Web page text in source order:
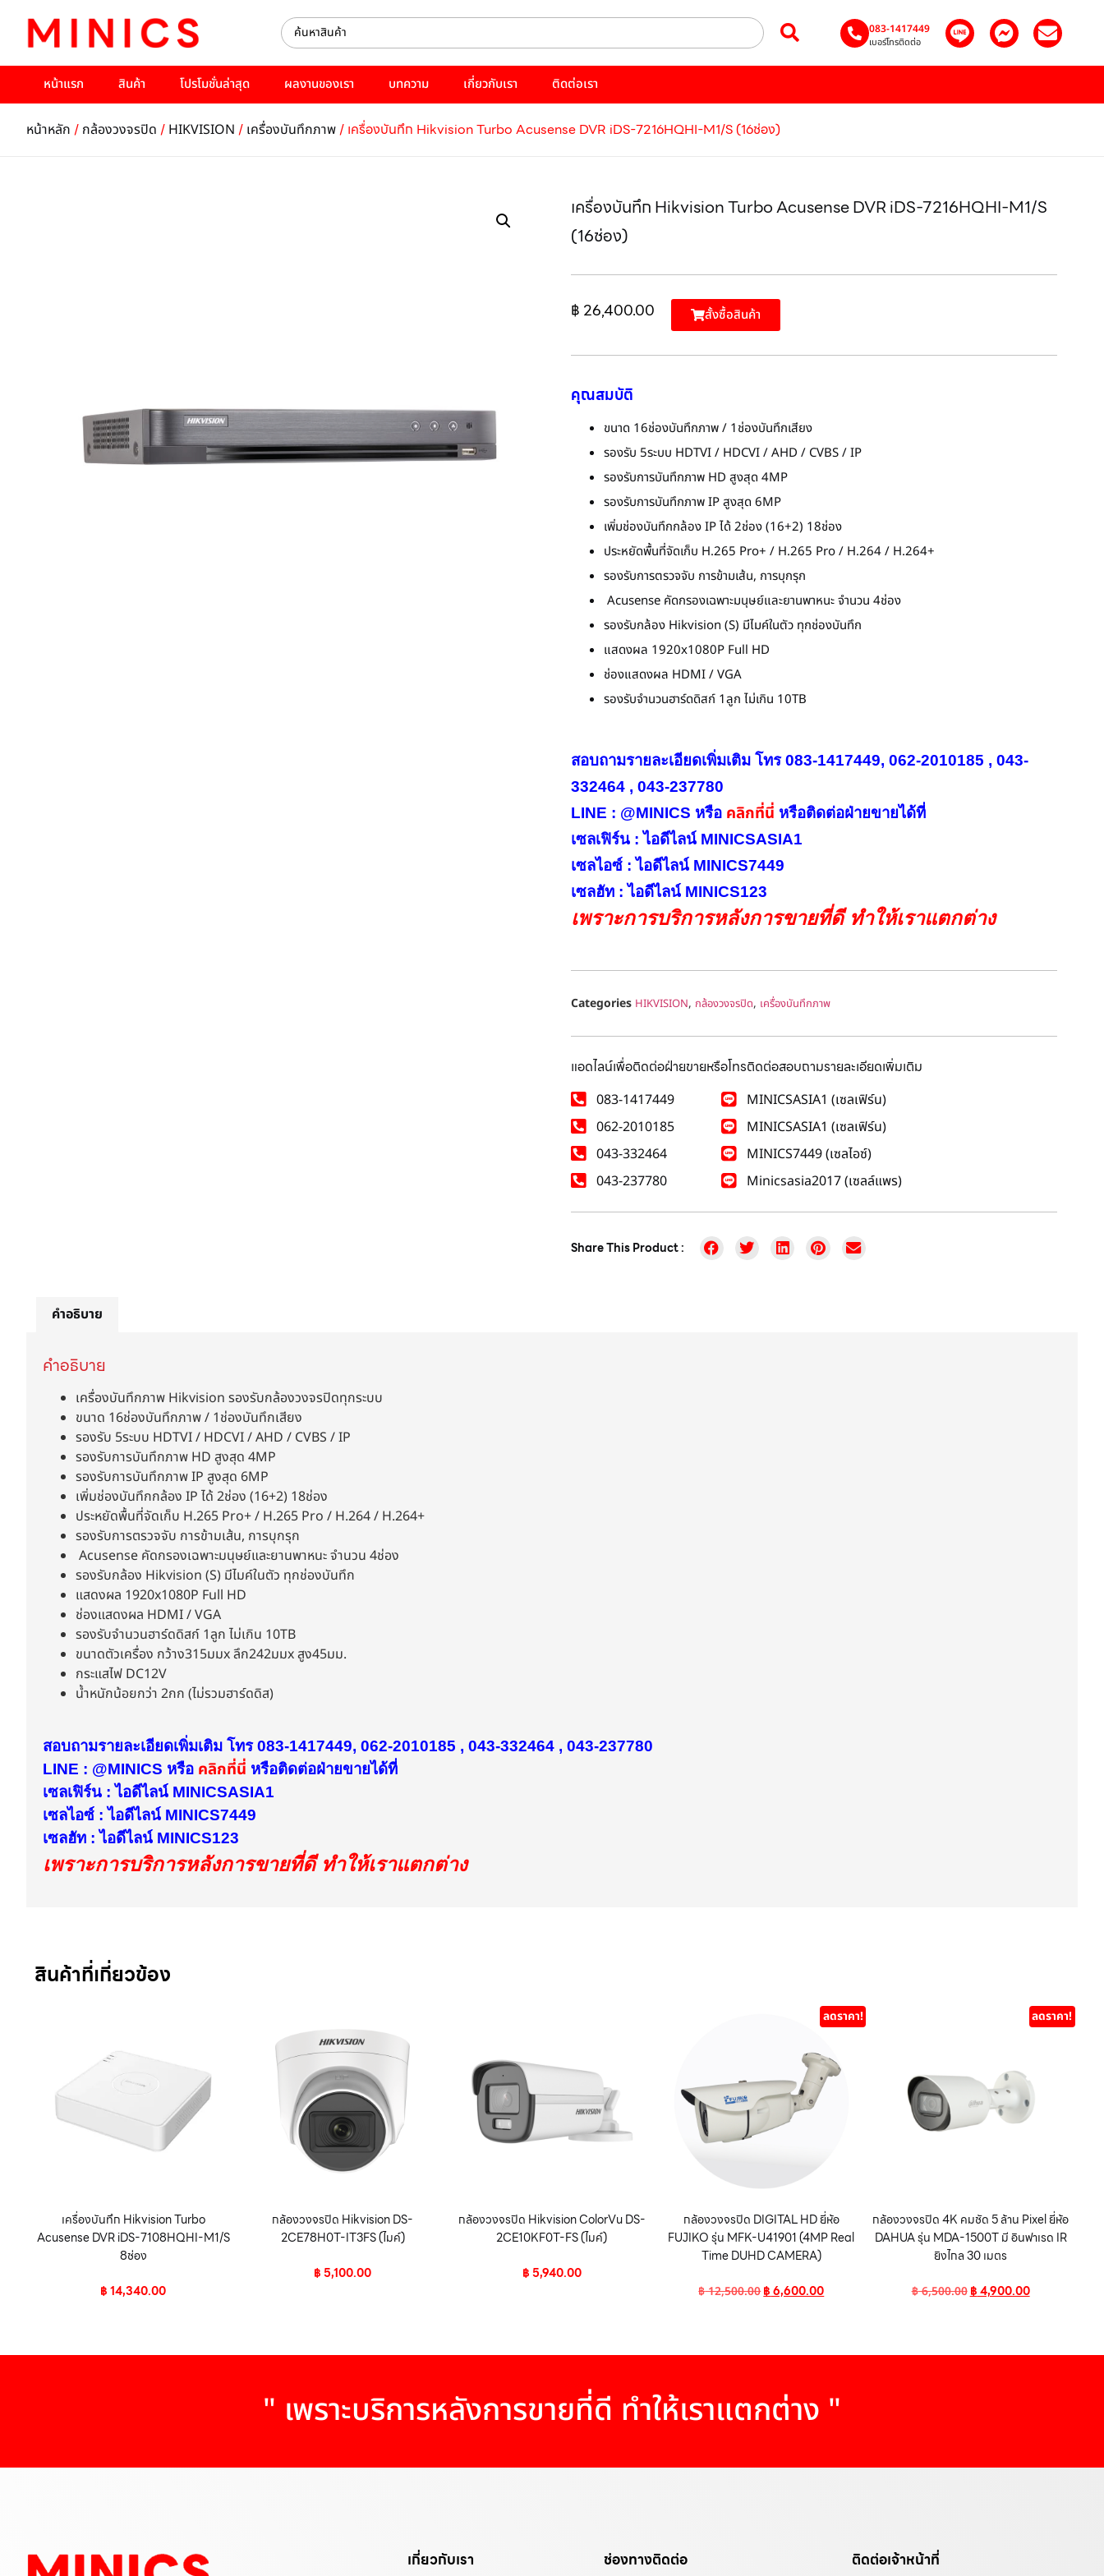
083-1417449
เบอร์โทรติดต่อ
หน้าแรก สินค้า โปรโมชั่นล่าสุด ผลงานของเรา บทความ เกี่ยวกับเรา ติดต่อเรา
หน้าหลัก / กล้องวงจรปิด / HIKVISION / เครื่องบันทึกภาพ/ เครื่องบันทึก Hikvision Turbo Acusense DVR iDS-7216HQHI-M1/S (16ช่อง)
เครื่องบันทึก Hikvision Turbo Acusense DVR iDS-7216HQHI-M1/S
(16ช่อง)
฿ 26,400.00 สั้งซื้อสินค้า
คุณสมบัติ
ขนาด 16ช่องบันทึกภาพ / 1ช่องบันทึกเสียง
รองรับ 5ระบบ HDTVI / HDCVI / AHD / CVBS / IP
รองรับการบันทึกภาพ HD สูงสุด 4MP
รองรับการบันทึกภาพ IP สูงสุด 6MP
เพิ่มช่องบันทึกกล้อง IP ได้ 2ช่อง (16+2) 18ช่อง
ประหยัดพื้นที่จัดเก็บ H.265 Pro+ / H.265 Pro / H.264 / H.264+
รองรับการตรวจจับ การข้ามเส้น, การบุกรุก
Acusense คัดกรองเฉพาะมนุษย์และยานพาหนะ จำนวน 4ช่อง
รองรับกล้อง Hikvision (S) มีไมค์ในตัว ทุกช่องบันทึก
แสดงผล 1920x1080P Full HD
ช่องแสดงผล HDMI / VGA
รองรับจำนวนฮาร์ดดิสก์ 1ลูก ไม่เกิน 10TB
สอบถามรายละเอียดเพิ่มเติม โทร 083-1417449, 062-2010185 , 043-
332464 , 043-237780
LINE : @MINICS หรือ คลิกที่นี่ หรือติดต่อฝ่ายขายได้ที่
เซลเฟิร์น : ไอดีไลน์ MINICSASIA1
เซลไอซ์ : ไอดีไลน์ MINICS7449
เซลฮัท : ไอดีไลน์ MINICS123
เพราะการบริการหลังการขายที่ดี ทำให้เราแตกต่าง
Categories HIKVISION, กล้องวงจรปิด, เครื่องบันทึกภาพ
แอดไลน์เพื่อติดต่อฝ่ายขายหรือโทรติดต่อสอบถามรายละเอียดเพิ่มเติม
083-1417449
062-2010185
043-332464
043-237780
MINICSASIA1 (เซลเฟิร์น)
MINICSASIA1 (เซลเฟิร์น)
MINICS7449 (เซลไอซ์)
Minicsasia2017 (เซลล์แพร)
Share This Product :
คำอธิบาย
คำอธิบาย
เครื่องบันทึกภาพ Hikvision รองรับกล้องวงจรปิดทุกระบบ
ขนาด 16ช่องบันทึกภาพ / 1ช่องบันทึกเสียง
รองรับ 5ระบบ HDTVI / HDCVI / AHD / CVBS / IP
รองรับการบันทึกภาพ HD สูงสุด 4MP
รองรับการบันทึกภาพ IP สูงสุด 6MP
เพิ่มช่องบันทึกกล้อง IP ได้ 2ช่อง (16+2) 18ช่อง
ประหยัดพื้นที่จัดเก็บ H.265 Pro+ / H.265 Pro / H.264 / H.264+
รองรับการตรวจจับ การข้ามเส้น, การบุกรุก
Acusense คัดกรองเฉพาะมนุษย์และยานพาหนะ จำนวน 4ช่อง
รองรับกล้อง Hikvision (S) มีไมค์ในตัว ทุกช่องบันทึก
แสดงผล 1920x1080P Full HD
ช่องแสดงผล HDMI / VGA
รองรับจำนวนฮาร์ดดิสก์ 1ลูก ไม่เกิน 10TB
ขนาดตัวเครื่อง กว้าง315มมx ลึก242มมx สูง45มม.
กระแสไฟ DC12V
น้ำหนักน้อยกว่า 2กก (ไม่รวมฮาร์ดดิส)
สอบถามรายละเอียดเพิ่มเติม โทร 083-1417449, 062-2010185 , 043-332464 , 043-237780
LINE : @MINICS หรือ คลิกที่นี่ หรือติดต่อฝ่ายขายได้ที่
เซลเฟิร์น : ไอดีไลน์ MINICSASIA1
เซลไอซ์ : ไอดีไลน์ MINICS7449
เซลฮัท : ไอดีไลน์ MINICS123
เพราะการบริการหลังการขายที่ดี ทำให้เราแตกต่าง
สินค้าที่เกี่ยวข้อง
เครื่องบันทึก Hikvision Turbo
Acusense DVR iDS-7108HQHI-M1/S
8ช่อง
฿14,340.00
กล้องวงจรปิด Hikvision DS-
2CE78H0T-IT3FS (ไมค์)
฿5,100.00
กล้องวงจรปิด Hikvision ColorVu DS-
2CE10KF0T-FS (ไมค์)
฿5,940.00
ลดราคา!
กล้องวงจรปิด DIGITAL HD ยี่ห้อ
FUJIKO รุ่น MFK-U41901 (4MP Real
Time DUHD CAMERA)
฿12,500.00฿6,600.00
ลดราคา!
กล้องวงจรปิด 4K คมชัด 5 ล้าน Pixel ยี่ห้อ
DAHUA รุ่น MDA-1500T มี อินฟาเรด IR
ยิงไกล 30 เมตร
฿6,500.00฿4,900.00
" เพราะบริการหลังการขายที่ดี ทำให้เราแตกต่าง "
เกี่ยวกับเรา ช่องทางติดต่อ ติดต่อเจ้าหน้าที่